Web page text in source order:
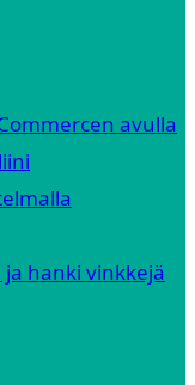
avulla
hanki vinkkejä